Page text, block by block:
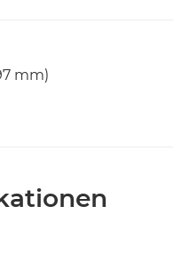
mm)